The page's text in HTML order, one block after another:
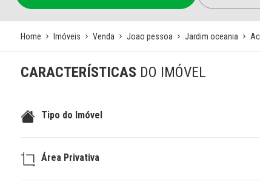
Home Imóveis Venda Joao pessoa Jardim oceania
CARACTERÍSTICAS DO IMÓVEL
Tipo do Imóvel
Área Privativa